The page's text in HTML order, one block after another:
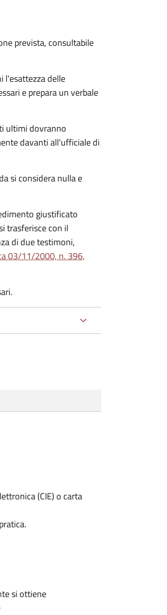
prevista, consultabile
l'esattezza delle
e prepara un verbale
ultimi dovranno
davanti all'ufficiale di
si considera nulla e
giustificato
trasferisce con il
di due testimoni,
03/11/2000, n. 396,
(CIE) o carta
si ottiene